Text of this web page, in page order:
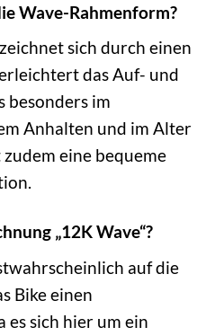
Wave-Rahmenform?
sich durch einen
das Auf- und
besonders im
Anhalten und im Alter
eine bequeme
„12K Wave“?
auf die
Bike einen
es sich hier um ein